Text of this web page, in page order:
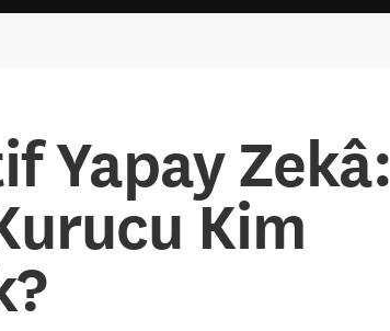
Yapay Zekâ:
Kim